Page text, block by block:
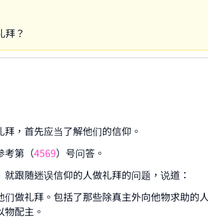
拜？
拜，首先应当了解他们的信仰。
考第（4569）号问答。
跟随迷误信仰的人做礼拜的问题，说道：
做礼拜。包括了那些除真主外向他物求助的
配主。
on millions of lives with
contribution today
is crucial for our mission.